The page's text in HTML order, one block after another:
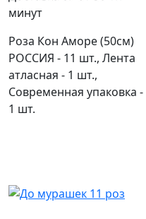
минут
Роза Кон Аморе (50см)
РОССИЯ - 11 шт., Лента
атласная - 1 шт.,
Современная упаковка -
1 шт.